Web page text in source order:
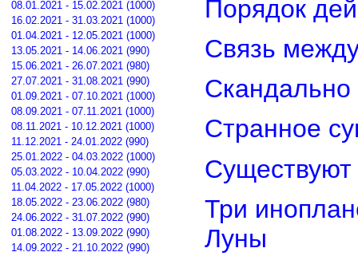
08.01.2021 - 15.02.2021 (1000)
16.02.2021 - 31.03.2021 (1000)
01.04.2021 - 12.05.2021 (1000)
13.05.2021 - 14.06.2021 (990)
15.06.2021 - 26.07.2021 (980)
27.07.2021 - 31.08.2021 (990)
01.09.2021 - 07.10.2021 (1000)
08.09.2021 - 07.11.2021 (1000)
08.11.2021 - 10.12.2021 (1000)
11.12.2021 - 24.01.2022 (990)
25.01.2022 - 04.03.2022 (1000)
05.03.2022 - 10.04.2022 (990)
11.04.2022 - 17.05.2022 (1000)
18.05.2022 - 23.06.2022 (980)
24.06.2022 - 31.07.2022 (990)
01.08.2022 - 13.09.2022 (990)
14.09.2022 - 21.10.2022 (990)
Порядок
Связь
Странное
Три
Луны